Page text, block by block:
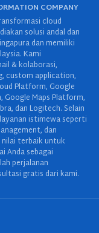
COMPANY
cloud
solusi andal dan
dan memiliki
Kami
& kolaborasi,
custom application,
Platform, Google
Google Maps Platform,
dan Logitech. Selain
istimewa seperti
dan
nilai terbaik untuk
Anda sebagai
perjalanan
gratis dari kami.